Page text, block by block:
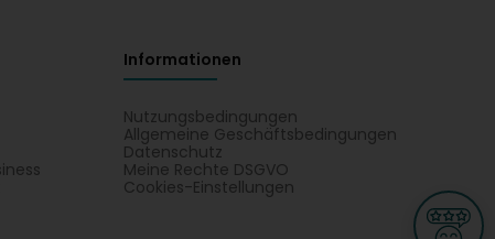
Informationen
Nutzungsbedingungen
Allgemeine Geschäftsbedingungen
Datenschutz
Meine Rechte DSGVO
Cookies-Einstellungen